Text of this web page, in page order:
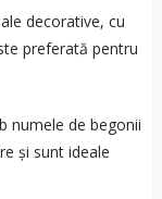
decorative, cu
preferată pentru
numele de begonii
și sunt ideale